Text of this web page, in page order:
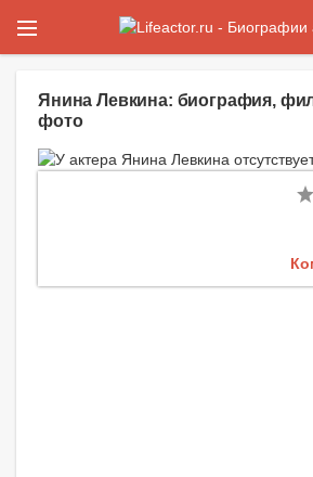
Янина Левкина: биография,
фото